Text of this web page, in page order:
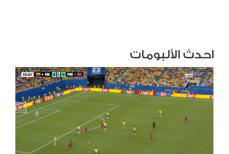
احدث الألبومات